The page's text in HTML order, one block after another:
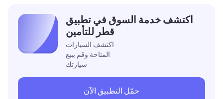
اكتشف خدمة السوق في تطبيق
قطر للتأمين
اكتشف السيارات
المتاحة وقم ببيع
سيارتك
حمّل التطبيق الآن